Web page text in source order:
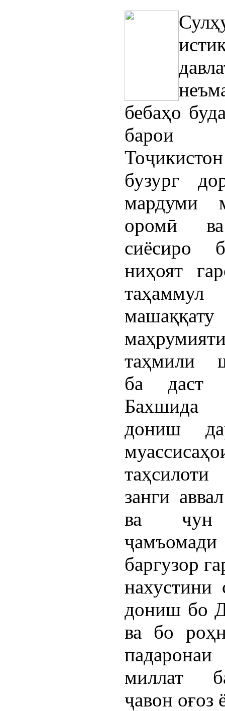
бебаҳо
барои
бузург
мардуми
оромӣ
сиёсиро
ниҳоят
машаққату
таҳмили
ба даст
Бахшида
дониш
занги
ва чун
баргузор
нахустини
дониш бо
ва бо
миллат
ҷавон оғоз